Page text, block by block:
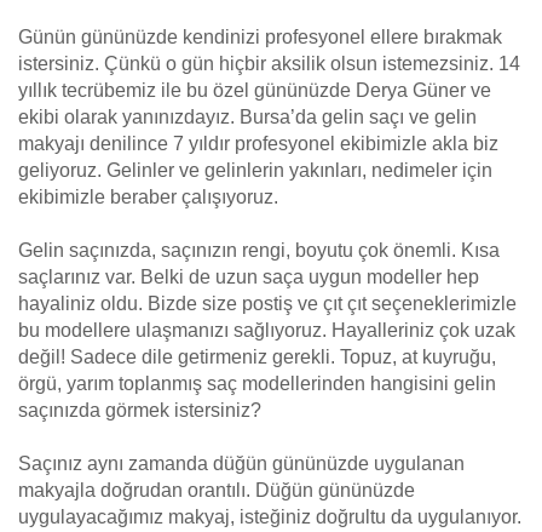
Günün gününüzde kendinizi profesyonel ellere bırakmak
istersiniz. Çünkü o gün hiçbir aksilik olsun istemezsiniz. 14
yıllık tecrübemiz ile bu özel gününüzde Derya Güner ve
ekibi olarak yanınızdayız. Bursa’da gelin saçı ve gelin
makyajı denilince 7 yıldır profesyonel ekibimizle akla biz
geliyoruz. Gelinler ve gelinlerin yakınları, nedimeler için
ekibimizle beraber çalışıyoruz.
Gelin saçınızda, saçınızın rengi, boyutu çok önemli. Kısa
saçlarınız var. Belki de uzun saça uygun modeller hep
hayaliniz oldu. Bizde size postiş ve çıt çıt seçeneklerimizle
bu modellere ulaşmanızı sağlıyoruz. Hayalleriniz çok uzak
değil! Sadece dile getirmeniz gerekli. Topuz, at kuyruğu,
örgü, yarım toplanmış saç modellerinden hangisini gelin
saçınızda görmek istersiniz?
Saçınız aynı zamanda düğün gününüzde uygulanan
makyajla doğrudan orantılı. Düğün gününüzde
uygulayacağımız makyaj, isteğiniz doğrultu da uygulanıyor.